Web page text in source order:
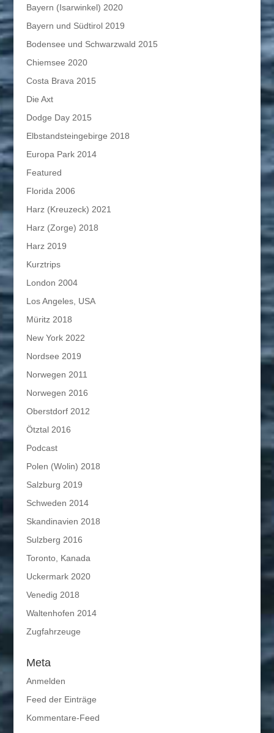
Bayern (Isarwinkel) 2020
Bayern und Südtirol 2019
Bodensee und Schwarzwald 2015
Chiemsee 2020
Costa Brava 2015
Die Axt
Dodge Day 2015
Elbstandsteingebirge 2018
Europa Park 2014
Featured
Florida 2006
Harz (Kreuzeck) 2021
Harz (Zorge) 2018
Harz 2019
Kurztrips
London 2004
Los Angeles, USA
Müritz 2018
New York 2022
Nordsee 2019
Norwegen 2011
Norwegen 2016
Oberstdorf 2012
Ötztal 2016
Podcast
Polen (Wolin) 2018
Salzburg 2019
Schweden 2014
Skandinavien 2018
Sulzberg 2016
Toronto, Kanada
Uckermark 2020
Venedig 2018
Waltenhofen 2014
Zugfahrzeuge
Meta
Anmelden
Feed der Einträge
Kommentare-Feed